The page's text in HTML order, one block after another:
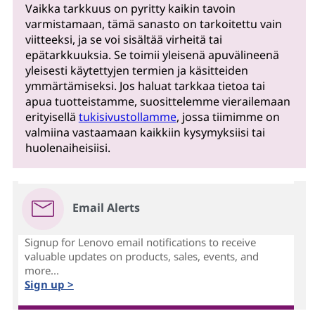
Vaikka tarkkuus on pyritty kaikin tavoin
varmistamaan, tämä sanasto on tarkoitettu vain
viitteeksi, ja se voi sisältää virheitä tai
epätarkkuuksia. Se toimii yleisenä apuvälineenä
yleisesti käytettyjen termien ja käsitteiden
ymmärtämiseksi. Jos haluat tarkkaa tietoa tai
apua tuotteistamme, suosittelemme vierailemaan
erityisellä tukisivustollamme, jossa tiimimme on
valmiina vastaamaan kaikkiin kysymyksiisi tai
huolenaiheisiisi.
Email Alerts
Signup for Lenovo email notifications to receive
valuable updates on products, sales, events, and
more...
Sign up >